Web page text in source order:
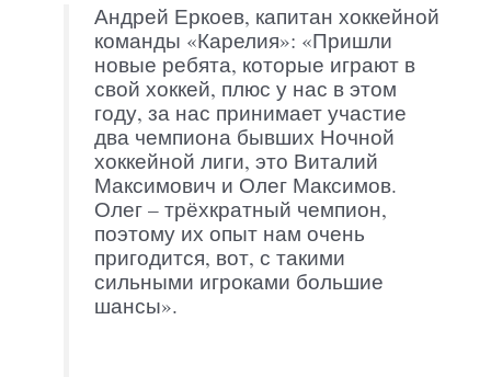
Андрей Еркоев, капитан хоккейной
команды «Карелия»: «Пришли
новые ребята, которые играют в
свой хоккей, плюс у нас в этом
году, за нас принимает участие
два чемпиона бывших Ночной
хоккейной лиги, это Виталий
Максимович и Олег Максимов.
Олег – трёхкратный чемпион,
поэтому их опыт нам очень
пригодится, вот, с такими
сильными игроками большие
шансы».